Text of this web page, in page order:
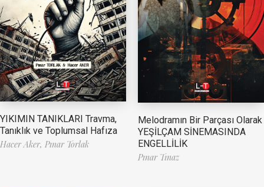
YIKIMIN TANIKLARI Travma,
Tanıklık ve Toplumsal Hafıza
Hacer Aker, Pınar Torlak
Melodramın Bir Parçası Olarak
YEŞİLÇAM SİNEMASINDA
ENGELLİLİK
Pınar Tınaz